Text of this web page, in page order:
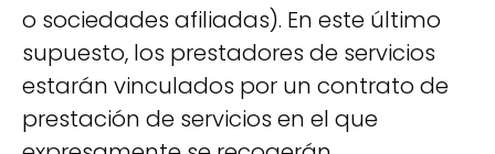
o sociedades afiliadas). En este último
supuesto, los prestadores de servicios
estarán vinculados por un contrato de
prestación de servicios en el que